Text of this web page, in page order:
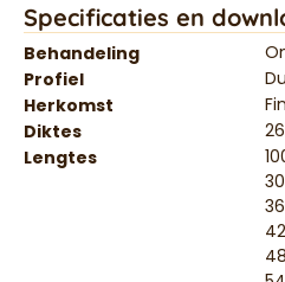
Specificaties en
Behandeling
Profiel
Herkomst
Diktes
Lengtes